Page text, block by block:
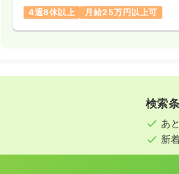
4週8休以上
月給25万円以上可
検索
あ
新